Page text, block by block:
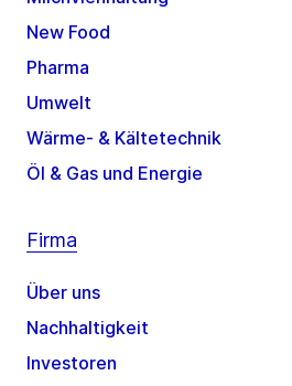
New Food
Pharma
Umwelt
Wärme- & Kältetechnik
Öl & Gas und Energie
Firma
Über uns
Nachhaltigkeit
Investoren